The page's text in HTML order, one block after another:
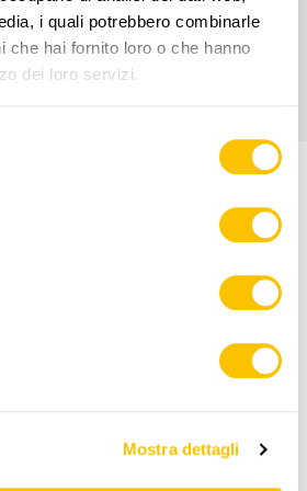
i quali potrebbero combinarle
che hai fornito loro o che hanno
dei loro servizi.
Mostra dettagli
escursione nell'app